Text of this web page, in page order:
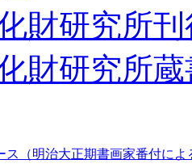
財研究所
財研究所
ス（明治大正期書画家番付によ